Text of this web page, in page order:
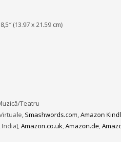
(13.97 x 21.59 cm)
Teatru
Smashwords.com,Amazon
India),Amazon.co.uk,Amazon.de,